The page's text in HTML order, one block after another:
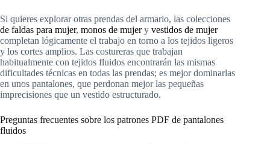
Si quieres explorar otras prendas del armario, las colecciones
de faldas para mujer, monos de mujery vestidos de mujer
completan lógicamente el trabajo en torno a los tejidos ligeros
y los cortes amplios. Las costureras que trabajan
habitualmente con tejidos fluidos encontrarán las mismas
dificultades técnicas en todas las prendas; es mejor dominarlas
en unos pantalones, que perdonan mejor las pequeñas
imprecisiones que un vestido estructurado.
Preguntas frecuentes sobre los patrones PDF de pantalones
fluidos